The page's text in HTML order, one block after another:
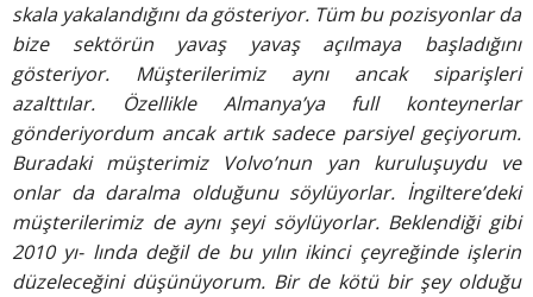
skala yakalandığını da gösteriyor. Tüm bu pozisyonlar da
bize
sektörün yavaş yavaş açılmaya
başladığını
gösteriyor. Müşterilerimiz
aynı ancak siparişleri
azalttılar. Özellikle Almanya’ya
full konteynerlar
gönderiyordum ancak artık sadece parsiyel geçiyorum.
Buradaki müşterimiz
Volvo’nun yan kuruluşuydu ve
onlar da daralma olduğunu söylüyorlar. İngiltere’deki
müşterilerimiz de aynı şeyi söylüyorlar. Beklendiği gibi
2010 yı- lında değil de bu yılın ikinci çeyreğinde işlerin
düzeleceğini düşünüyorum. Bir de kötü bir şey olduğu